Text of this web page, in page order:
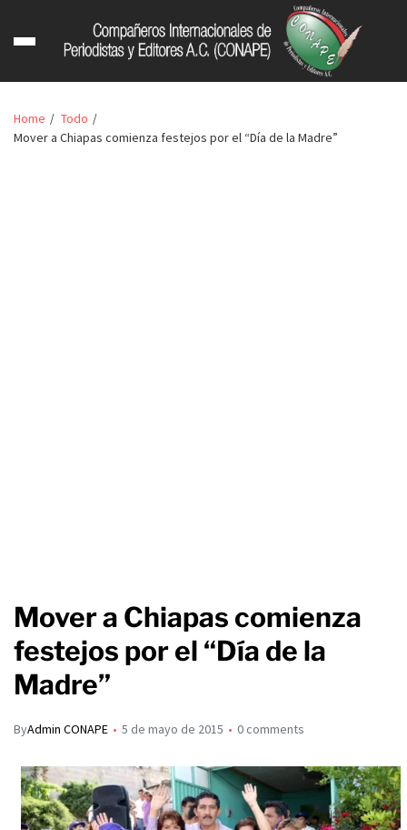
Home
Todo
Mover a Chiapas comienza festejos por el “Día de la Madre”
Mover a Chiapas comienza
festejos por el “Día de la
Madre”
ByAdmin CONAPE 5 de mayo de 2015 0 comments